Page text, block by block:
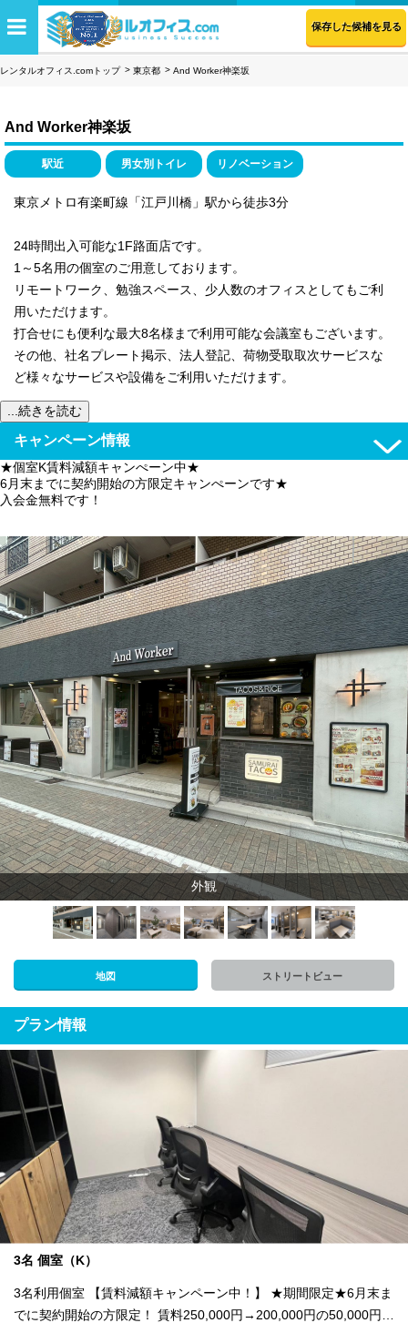
保存した候補を見る
レンタルオフィス.comトップ 東京都 And Worker神楽坂
And Worker神楽坂
駅近 男女別トイレ リノベーション
東京メトロ有楽町線「江戸川橋」駅から徒歩3分
24時間出入可能な1F路面店です。
1～5名用の個室のご用意しております。
リモートワーク、勉強スペース、少人数のオフィスとしてもご利
用いただけます。
打合せにも便利な最大8名様まで利用可能な会議室もございます。
その他、社名プレート掲示、法人登記、荷物受取取次サービスな
ど様々なサービスや設備をご利用いただけます。
...続きを読む
キャンペーン情報
★個室K賃料減額キャンぺーン中★
6月末までに契約開始の方限定キャンぺーンです★
入会金無料です！
外観
地図 ストリートビュー
プラン情報
3名 個室（K）
3名利用個室 【賃料減額キャンペーン中！】 ★期間限定★6月末ま
でに契約開始の方限定！ 賃料250,000円→200,000円の50,000円減